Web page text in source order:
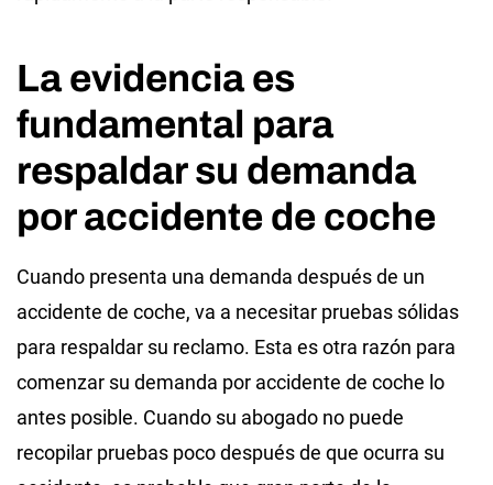
La evidencia es
fundamental para
respaldar su demanda
por accidente de coche
Cuando presenta una demanda después de un
accidente de coche, va a necesitar pruebas sólidas
para respaldar su reclamo. Esta es otra razón para
comenzar su demanda por accidente de coche lo
antes posible. Cuando su abogado no puede
recopilar pruebas poco después de que ocurra su